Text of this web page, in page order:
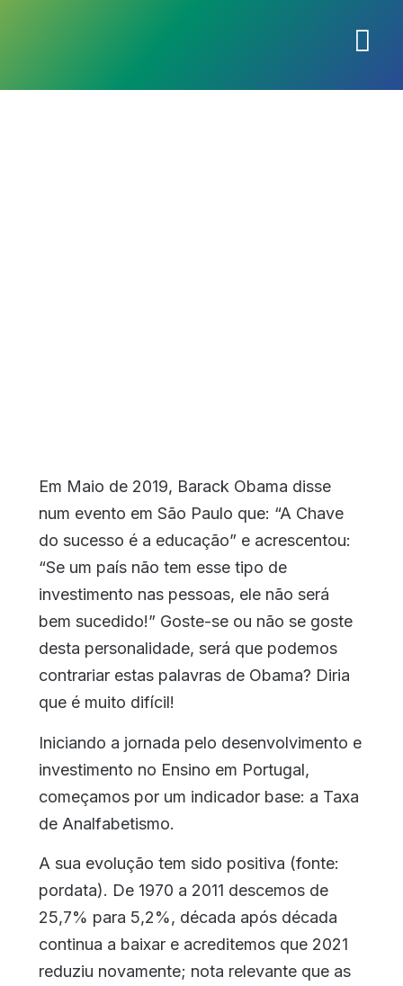
Em Maio de 2019, Barack Obama disse
num evento em São Paulo que: “A Chave
do sucesso é a educação” e acrescentou:
“Se um país não tem esse tipo de
investimento nas pessoas, ele não será
bem sucedido!” Goste-se ou não se goste
desta personalidade, será que podemos
contrariar estas palavras de Obama? Diria
que é muito difícil!
Iniciando a jornada pelo desenvolvimento e
investimento no Ensino em Portugal,
começamos por um indicador base: a Taxa
de Analfabetismo.
A sua evolução tem sido positiva (fonte:
pordata). De 1970 a 2011 descemos de
25,7% para 5,2%, década após década
continua a baixar e acreditemos que 2021
reduziu novamente; nota relevante que as